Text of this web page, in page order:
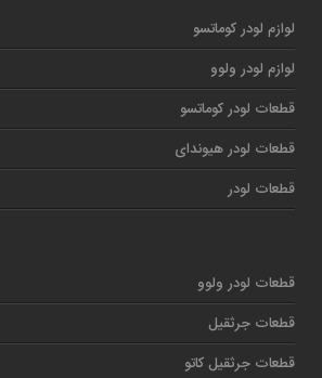
لوازم لودر کوماتسو
لوازم لودر ولوو
قطعات لودر کوماتسو
قطعات لودر هیوندای
قطعات لودر
قطعات لودر ولوو
قطعات جرثقیل
قطعات جرثقیل کاتو